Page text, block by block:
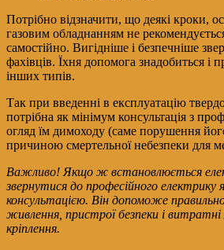
Потрібно відзначити, що деякі кроки,
газовим обладнанням не
самостійно. Вигідніше і безпечніше
фахівців. Їхня допомога знадобиться і
інших типів.
Так при введенні в експлуатацію
потрібна як мінімум консультація з
огляд їм димоходу (саме порушення
причиною смертельної небезпеки для
Важливо! Якщо ж встановлюється
звернутися до професійного електрику
консультацією. Він допоможе
живлення, пристрої безпеки і
кріплення.